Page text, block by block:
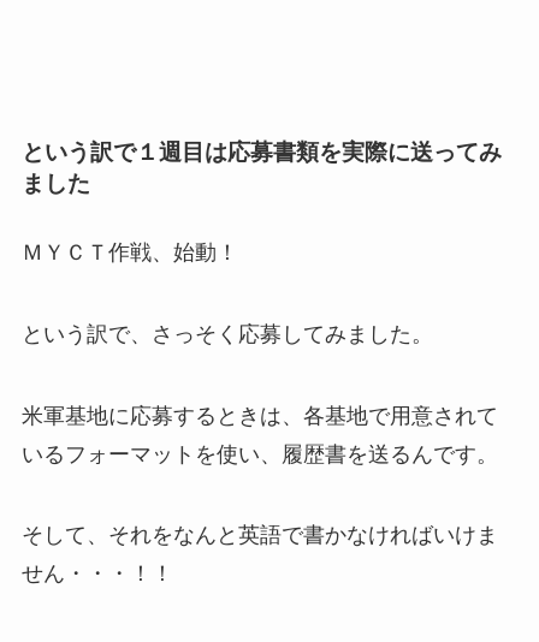
という訳で１週目は応募書類を実際に送ってみ
ました
ＭＹＣＴ作戦、始動！
という訳で、さっそく応募してみました。
米軍基地に応募するときは、各基地で用意されて
いるフォーマットを使い、履歴書を送るんです。
そして、それをなんと英語で書かなければいけま
せん・・・！！